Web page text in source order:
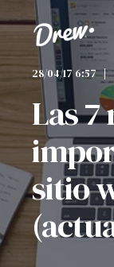
28/04/17 6:57
Las
sitio